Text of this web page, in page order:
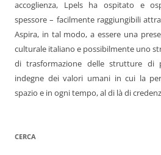
accoglienza, Lpels ha ospitato e
spessore – facilmente raggiungibili
Aspira, in tal modo, a essere una
culturale italiano e possibilmente uno
di trasformazione delle strutture di
indegne dei valori umani in cui la
spazio e in ogni tempo, al di là di
CERCA